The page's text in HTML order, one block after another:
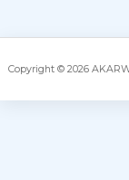
Copyright © 2026